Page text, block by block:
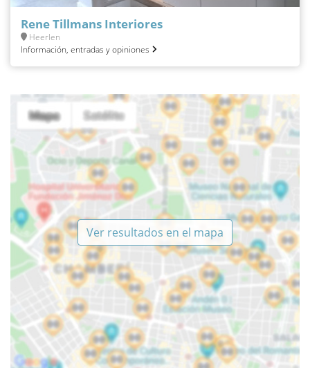
Rene Tillmans Interiores
Heerlen
Información, entradas y opiniones
Ver resultados en el mapa